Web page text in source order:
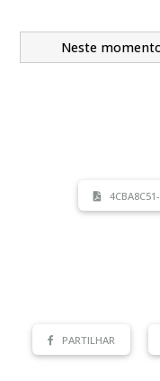
Neste
PARTILHAR